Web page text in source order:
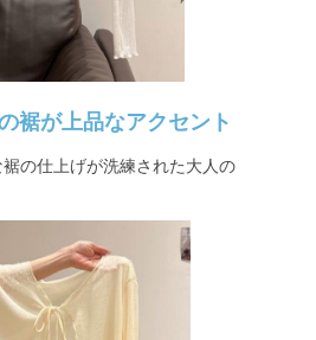
裾が上品なアクセント
の仕上げが洗練された大人の